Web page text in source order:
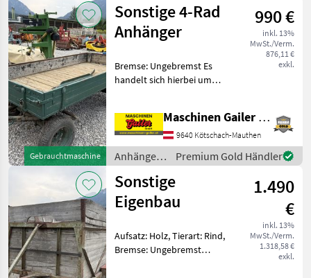
Gebrauchtmaschine
Sonstige 4-Rad
Anhänger
990 €
inkl. 13%
MwSt./Verm.
876,11 €
exkl.
Bremse: Ungebremst Es
handelt sich hierbei um
kleineren Traktoren Die
Innenbreite beträgt 130 cm
und die Innenlänge betr
Maschinen Gailer GmbH
9640 Kötschach-Mauthen
Anhänger /
Sonstige
Premium Gold Händler
Sonstige
Eigenbau
1.490
€
inkl. 13%
MwSt./Verm.
1.318,58 €
exkl.
Aufsatz: Holz, Tierart: Rind,
Bremse: Ungebremst